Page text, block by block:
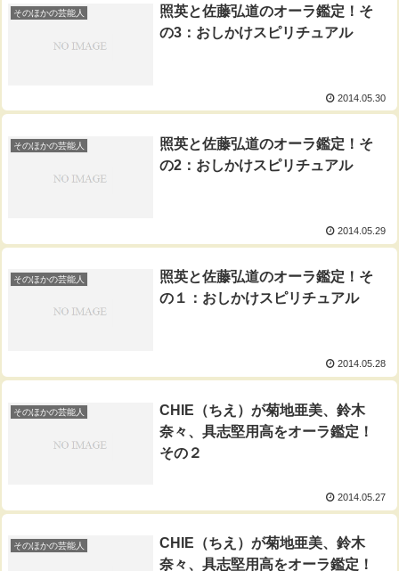
そのほかの芸能人
照英と佐藤弘道のオーラ鑑定！そ
の3：おしかけスピリチュアル
2014.05.30
そのほかの芸能人
照英と佐藤弘道のオーラ鑑定！そ
の2：おしかけスピリチュアル
2014.05.29
そのほかの芸能人
照英と佐藤弘道のオーラ鑑定！そ
の１：おしかけスピリチュアル
2014.05.28
そのほかの芸能人
CHIE（ちえ）が菊地亜美、鈴木
奈々、具志堅用高をオーラ鑑定！
その２
2014.05.27
そのほかの芸能人
CHIE（ちえ）が菊地亜美、鈴木
奈々、具志堅用高をオーラ鑑定！